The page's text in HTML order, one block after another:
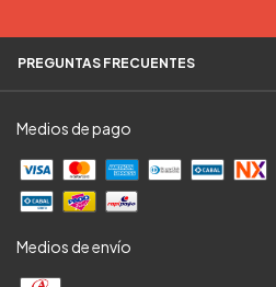
PREGUNTAS FRECUENTES
Medios de pago
Medios de envío